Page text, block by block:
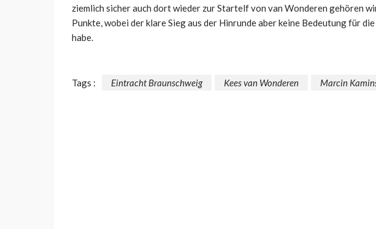
ziemlich sicher auch dort wieder zur Startelf von van Wonderen gehören
Punkte, wobei der klare Sieg aus der Hinrunde aber keine Bedeutung für
habe.
Tags : Eintracht Braunschweig Kees van Wonderen Marcin